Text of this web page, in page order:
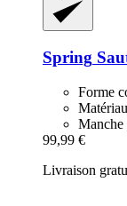
Spring
Forme
Manche
99,99 €
Livraison